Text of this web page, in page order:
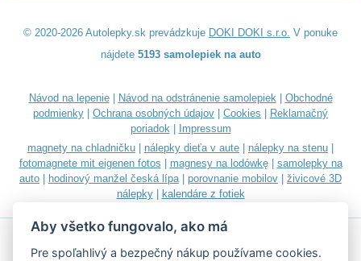
© 2020-2026 Autolepky.sk prevádzkuje DOKI DOKI s.r.o. V ponuke
nájdete 5193 samolepiek na auto
Návod na lepenie| Návod na odstránenie samolepiek| Obchodné
podmienky
Ochrana osobných údajov Cookies
Reklamačný
poriadok|
Impressum
magnety na chladničku
nálepky dieťa v aute nálepky na stenu
fotomagnete mit eigenen fotos
magnesy na lodówkę| samolepky na
auto
hodinový manžel česká lípa| porovnanie mobilov
živicové 3D
nálepky| kalendáre z fotiek
Aby všetko fungovalo, ako má
Pre spoľahlivý a bezpečný nákup používame cookies.